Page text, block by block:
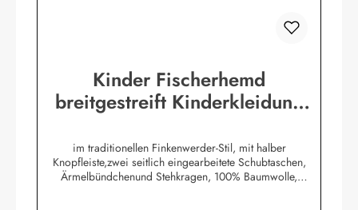
Kinder Fischerhemd
breitgestreift Kinderkleidung
im traditionellen Finkenwerder-Stil, mit halber
Knopfleiste,zwei seitlich eingearbeitete Schubtaschen,
Ärmelbündchenund Stehkragen, 100% Baumwolle,